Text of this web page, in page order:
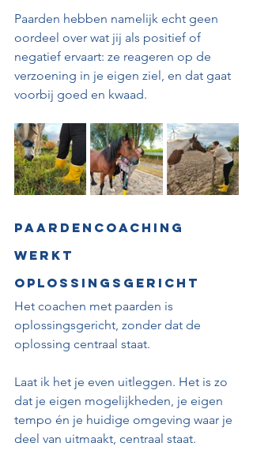
Paarden hebben namelijk echt geen
oordeel over wat jij als positief of
negatief ervaart: ze reageren op de
verzoening in je eigen ziel, en dat gaat
voorbij goed en kwaad.
Paardencoaching
werkt
oplossingsgericht
Het coachen met paarden is
oplossingsgericht, zonder dat de
oplossing centraal staat.
Laat ik het je even uitleggen. Het is zo
dat je eigen mogelijkheden, je eigen
tempo én je huidige omgeving waar je
deel van uitmaakt, centraal staat.